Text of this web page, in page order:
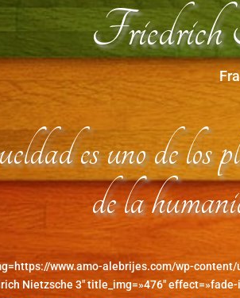
Friedrich
es uno de los
de la
www.amo-alebrijes.com/wp-
Nietzsche 3″ title_img=»476″